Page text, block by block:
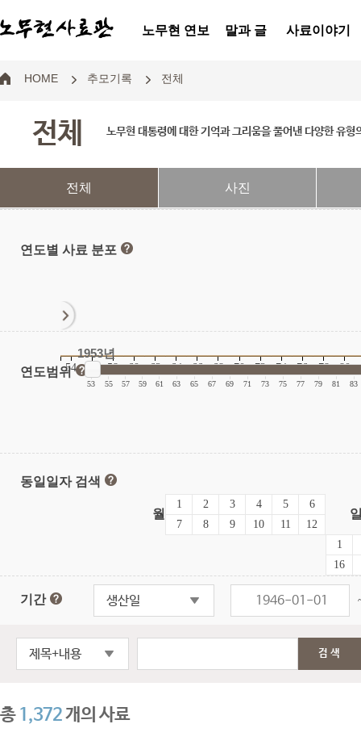
노무현 연보 말과 글 사료이야기
HOME 추모기록 전체
전체 노무현 대통령에 대한 기억과 그리움을 풀어낸 다양한 유형
전체 사진
연도별 사료 분포
54 58 60 62 64 66 68 70 72 74 76 78 80
연도범위
1953년
|
53 55 57 59 61 63 65 67 69 71 73 75 77 79 81 83
동일일자 검색
월
1 2 3 4 5
6
7
8 9 10 11 12
1
16
기간 생산일
제목+내용 검색
총1,372개의 사료